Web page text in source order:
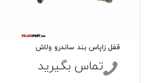
قفل زاپاس بند ساندرو ولاش
تماس بگیرید